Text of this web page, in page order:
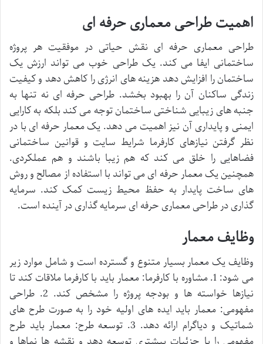
اهمیت طراحی معماری حرفه ای
طراحی معماری حرفه ای نقش حیاتی در موفقیت هر پروژه
ساختمانی ایفا می کند. یک طراحی خوب می تواند ارزش یک
ساختمان را افزایش دهد هزینه های انرژی را کاهش دهد و کیفیت
زندگی ساکنان آن را بهبود بخشد. طراحی حرفه ای نه تنها به
جنبه های زیبایی شناختی ساختمان توجه می کند بلکه به کارایی
ایمنی و پایداری آن نیز اهمیت می دهد. یک معمار حرفه ای با در
نظر گرفتن نیازهای کارفرما شرایط سایت و قوانین ساختمانی
فضاهایی را خلق می کند که هم زیبا باشند و هم عملکردی.
همچنین یک معمار حرفه ای می تواند با استفاده از مصالح و روش
های ساخت پایدار به حفظ محیط زیست کمک کند. سرمایه
گذاری در طراحی معماری حرفه ای سرمایه گذاری در آینده است.
وظایف معمار
وظایف یک معمار بسیار متنوع و گسترده است و شامل موارد زیر
می شود: 1. مشاوره با کارفرما: معمار باید با کارفرما ملاقات کند تا
نیازها خواسته ها و بودجه پروژه را مشخص کند. 2. طراحی
مفهومی: معمار باید ایده های اولیه خود را به صورت طرح های
شماتیک و دیاگرام ارائه دهد. 3. توسعه طرح: معمار باید طرح